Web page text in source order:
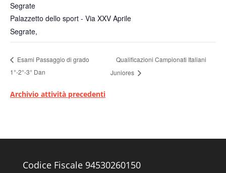
Segrate
Palazzetto dello sport - Via XXV Aprile
Segrate,
Esami Passaggio di grado
1°-2°-3° Dan
Qualificazioni Campionati Italiani
Juniores
Archivio attività precedenti
Codice Fiscale 94530260150